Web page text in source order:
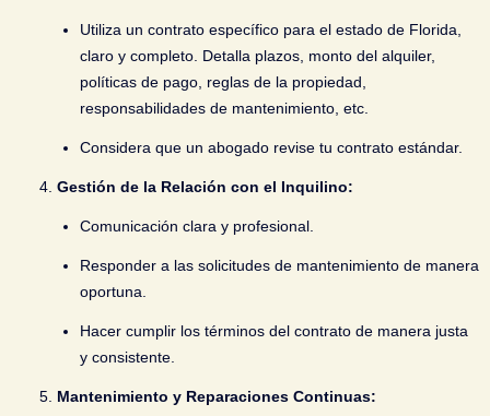
Utiliza un contrato específico para el estado de Florida,
claro y completo. Detalla plazos, monto del alquiler,
políticas de pago, reglas de la propiedad,
responsabilidades de mantenimiento, etc.
Considera que un abogado revise tu contrato estándar.
Gestión de la Relación con el Inquilino:
Comunicación clara y profesional.
Responder a las solicitudes de mantenimiento de manera
oportuna.
Hacer cumplir los términos del contrato de manera justa
y consistente.
Mantenimiento y Reparaciones Continuas: